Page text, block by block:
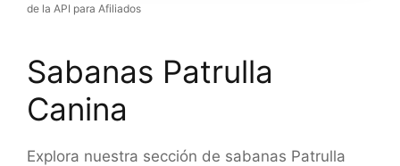
de la API para Afiliados
Sabanas Patrulla
Canina
Explora nuestra sección de sabanas Patrulla